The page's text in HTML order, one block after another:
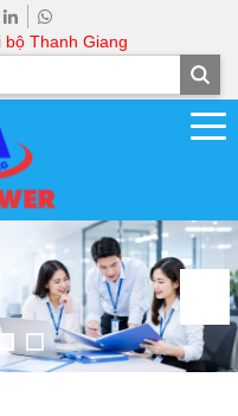
Thanh Giang